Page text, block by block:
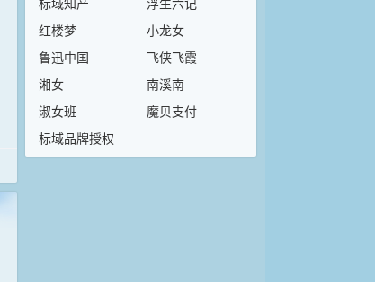
红楼梦
小龙女
鲁迅中国
飞侠飞霞
湘女
南溪南
淑女班
魔贝支付
标域品牌授权